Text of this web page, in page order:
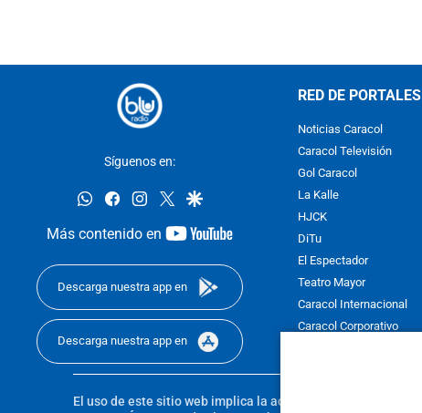
Síguenos en:
whatsappfacebookinstagram
twittergoogle
Más contenido en
youtube-
Descarga nuestra app en
Descarga nuestra app en
RED DE PORTALES
Noticias Caracol
Caracol Televisión
Gol Caracol
La Kalle
HJCK
DiTu
El Espectador
Teatro Mayor
Caracol Internacional
Caracol Corporativo
El uso de este sitio web implica la aceptación de los